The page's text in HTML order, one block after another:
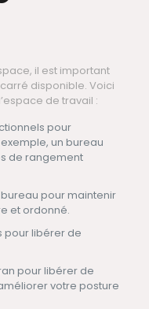
il est important
disponible. Voici
de travail :
pour
un bureau
de rangement
pour maintenir
et ordonné.
pour libérer de
pour libérer de
votre posture